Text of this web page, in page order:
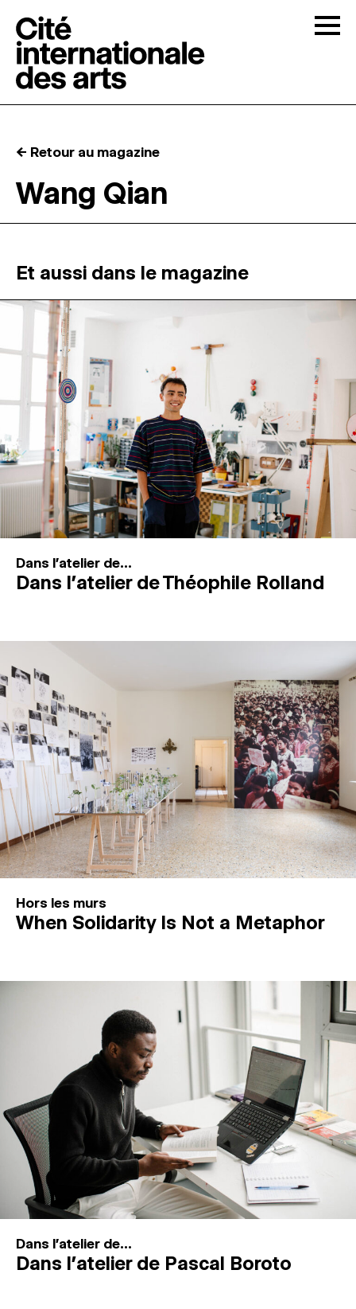
RÉSIDENCES ↓
ATELIERS OUVERTS
PROGRAMMATION
MAGAZINE
ESPACES DE PRATIQUE ARTISTIQUE ↓
Recherche
Connexion
← Retour au magazine
Wang Qian
Et aussi dans le magazine
Dans l'atelier de...
Dans l’atelier de Théophile Rolland
Hors les murs
When Solidarity Is Not a Metaphor
Dans l'atelier de...
Dans l’atelier de Pascal Boroto